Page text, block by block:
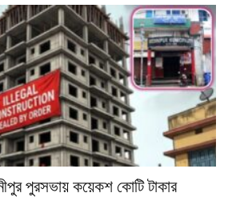
পুরসভায় কয়েকশ কোটি টাকার